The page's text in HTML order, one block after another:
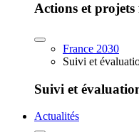
Actions et projets
France 2030
Suivi et
Suivi et
Actualités